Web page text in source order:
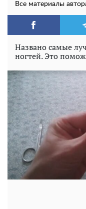
Все материалы
Названо самые
ногтей. Это